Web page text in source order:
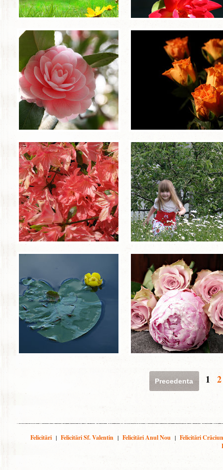
Precedenta 1 2
Felicitări | Felicitări Sf. Valentin | Felicitări Anul Nou | Felicitări